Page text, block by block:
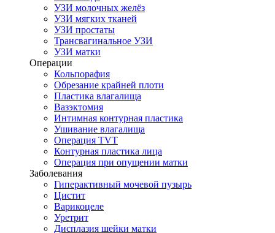
УЗИ молочных желёз
УЗИ мягких тканей
УЗИ простаты
Трансвагинальное УЗИ
УЗИ матки
Операции
Кольпорафия
Обрезание крайней плоти
Пластика влагалища
Вазэктомия
Интимная контурная пластика
Ушивание влагалища
Операция TVT
Контурная пластика лица
Операция при опущении матки
Заболевания
Гиперактивный мочевой пузырь
Цистит
Варикоцеле
Уретрит
Дисплазия шейки матки